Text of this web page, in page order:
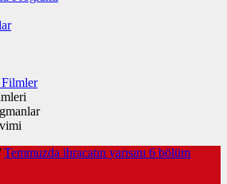
Temmuzda ihracatın yarısını 6 bölüm